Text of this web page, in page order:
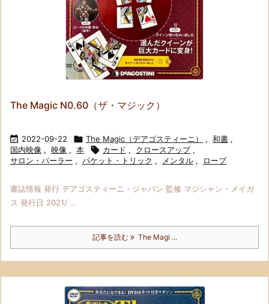
The Magic N0.60（ザ・マジック）
 2022-09-22  The Magic（デアゴスティーニ） , 和書 ,
国内映像 , 映像 , 本  カード , クロースアップ ,
サロン・パーラー , パケット・トリック , メンタル , ロープ
書誌情報 発行 デアゴスティーニ・ジャパン 監修 マジシャン・メイガ
ス 発行日 2021/ ...
記事を読む The Magi ...